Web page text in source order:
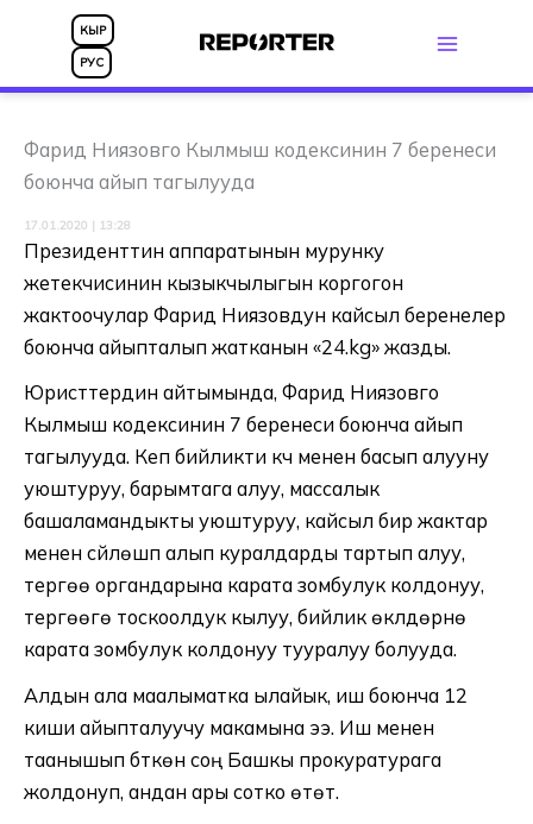
КЫР
РУС
Фарид Ниязовго Кылмыш кодексинин 7 беренеси
боюнча айып тагылууда
17.01.2020 | 13:28
Президенттин аппаратынын мурунку
жетекчисинин кызыкчылыгын коргогон
жактоочулар Фарид Ниязовдун кайсыл беренелер
боюнча айыпталып жатканын «24.kg» жазды.
Юристтердин айтымында, Фарид Ниязовго
Кылмыш кодексинин 7 беренеси боюнча айып
тагылууда. Кеп бийликти күч менен басып алууну
уюштуруу, барымтага алуу, массалык
башаламандыкты уюштуруу, кайсыл бир жактар
менен сүйлөшүп алып куралдарды тартып алуу,
тергөө органдарына карата зомбулук колдонуу,
тергөөгө тоскоолдук кылуу, бийлик өкүлдөрүнө
карата зомбулук колдонуу тууралуу болууда.
Алдын ала маалыматка ылайык, иш боюнча 12
киши айыпталуучу макамына ээ. Иш менен
таанышып бүткөн соң Башкы прокуратурага
жолдонуп, андан ары сотко өтөт.